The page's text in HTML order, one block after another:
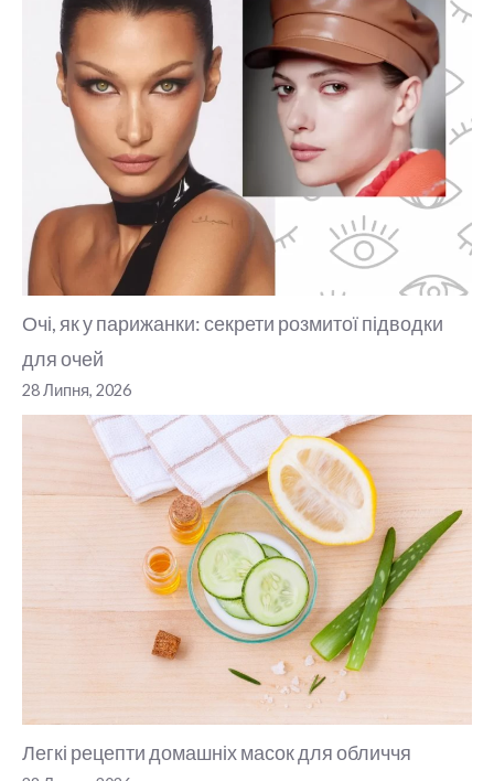
Очі, як у парижанки: секрети розмитої підводки
для очей
28 Липня, 2026
Легкі рецепти домашніх масок для обличчя